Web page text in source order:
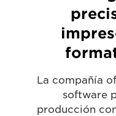
Casos de éxito
La compañía
software
producción